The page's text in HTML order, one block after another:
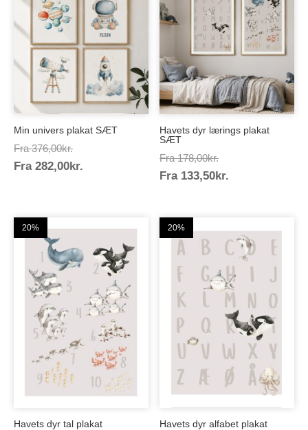
Min univers plakat SÆT
Fra 376,00kr.Prisinterval:
376,00kr.
Fra 282,00kr.
Havets dyr lærings plakat
SÆT
Fra 178,00kr.Prisinterval:
178,00kr.
Fra 133,50kr.
20%
Havets dyr tal plakat
20%
Havets dyr alfabet plakat